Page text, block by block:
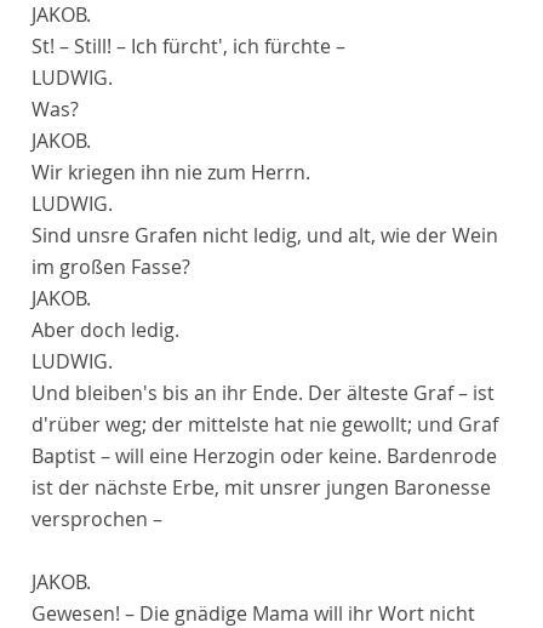
JAKOB.
St! – Still! – Ich fürcht', ich fürchte –
LUDWIG.
Was?
JAKOB.
Wir kriegen ihn nie zum Herrn.
LUDWIG.
Sind unsre Grafen nicht ledig, und alt, wie der Wein
im großen Fasse?
JAKOB.
Aber doch ledig.
LUDWIG.
Und bleiben's bis an ihr Ende. Der älteste Graf – ist
d'rüber weg; der mittelste hat nie gewollt; und Graf
Baptist – will eine Herzogin oder keine. Bardenrode
ist der nächste Erbe, mit unsrer jungen Baronesse
versprochen –
JAKOB.
Gewesen! – Die gnädige Mama will ihr Wort nicht